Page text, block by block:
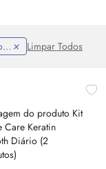
Vendido por Manu Cosmeticos Limpar Todos